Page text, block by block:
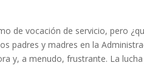
de vocación de servicio, pero
padres y madres en la
y, a menudo, frustrante. La